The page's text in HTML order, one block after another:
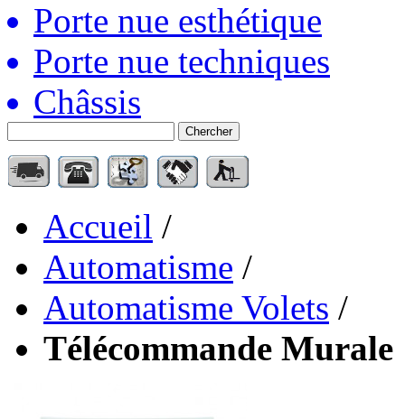
Porte nue esthétique
Porte nue techniques
Châssis
Chercher
Accueil /
Automatisme /
Automatisme Volets /
Télécommande